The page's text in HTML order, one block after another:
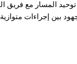
توحيد المسار مع
بين إجراءات